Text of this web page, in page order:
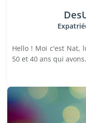
Hello ! Moi c'est Nat,
50 et 40 ans qui